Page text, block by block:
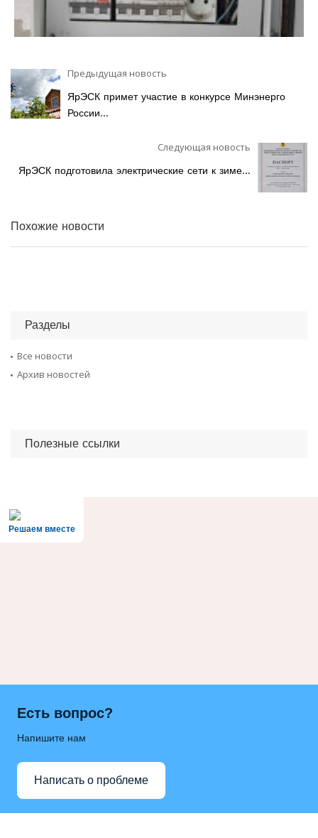
Предыдущая новость
ЯрЭСК примет участие в конкурсе Минэнерго
России...
Следующая новость
ЯрЭСК подготовила электрические сети к зиме...
Похожие новости
Разделы
Все новости
Архив новостей
Полезные ссылки
Решаем вместе
Есть вопрос?
Напишите нам
Написать о проблеме